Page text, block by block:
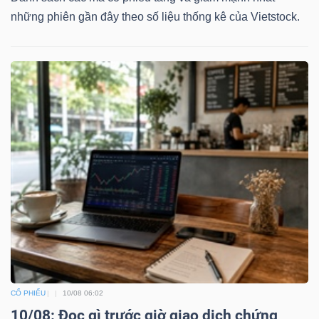
những phiên gần đây theo số liệu thống kê của Vietstock.
CỔ PHIẾU 10/08 06:02
10/08: Đọc gì trước giờ giao dịch chứng
Dữ
liệu
tài
chính